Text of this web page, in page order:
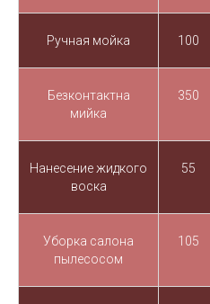
Ручная мойка 100
Безконтактна
мийка
350
Нанесение жидкого
воска
55
Уборка салона
пылесосом
105